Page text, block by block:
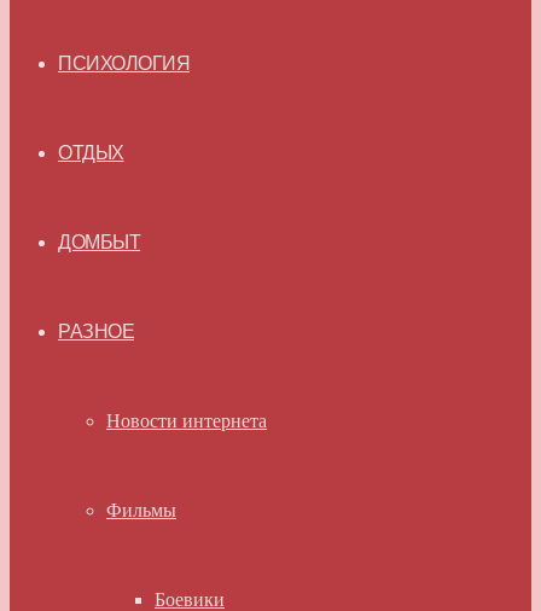
ПСИХОЛОГИЯ
ОТДЫХ
ДОМБЫТ
РАЗНОЕ
Новости интернета
Фильмы
Боевики